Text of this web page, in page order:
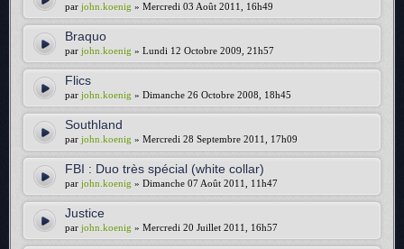
par john.koenig » Mercredi 03 Août 2011, 16h49
Braquo
par john.koenig » Lundi 12 Octobre 2009, 21h57
Flics
par john.koenig » Dimanche 26 Octobre 2008, 18h45
Southland
par john.koenig » Mercredi 28 Septembre 2011, 17h09
FBI : Duo très spécial (white collar)
par john.koenig » Dimanche 07 Août 2011, 11h47
Justice
par john.koenig » Mercredi 20 Juillet 2011, 16h57